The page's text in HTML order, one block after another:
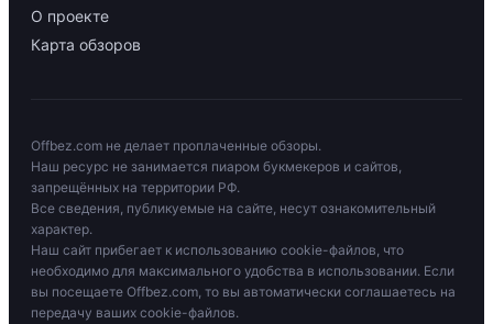
О проекте
Карта обзоров
Offbez.com не делает проплаченные обзоры.
Наш ресурс не занимается пиаром букмекеров и сайтов,
запрещённых на территории РФ.
Все сведения, публикуемые на сайте, несут ознакомительный
характер.
Наш сайт прибегает к использованию cookie-файлов, что
необходимо для максимального удобства в использовании. Если
вы посещаете Offbez.com, то вы автоматически соглашаетесь на
передачу ваших cookie-файлов.